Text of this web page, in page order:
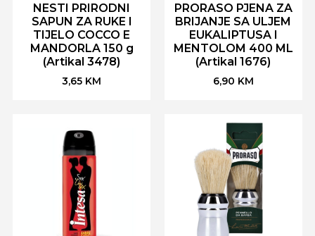
NESTI PRIRODNI
SAPUN ZA RUKE I
TIJELO COCCO E
MANDORLA 150 g
(Artikal 3478)
3,65 KM
PRORASO PJENA ZA
BRIJANJE SA ULJEM
EUKALIPTUSA I
MENTOLOM 400 ML
(Artikal 1676)
6,90 KM